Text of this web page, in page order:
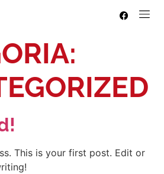
This is your first post. Edit or